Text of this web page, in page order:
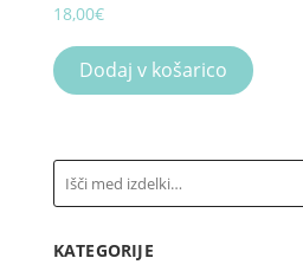
18,00€
Dodaj v košarico
KATEGORIJE